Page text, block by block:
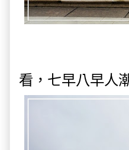
看，七早八早人